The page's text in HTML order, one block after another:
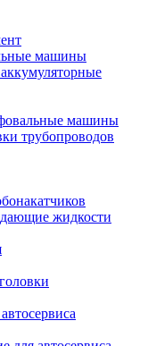
машины
машины
трубопроводов
жидкости